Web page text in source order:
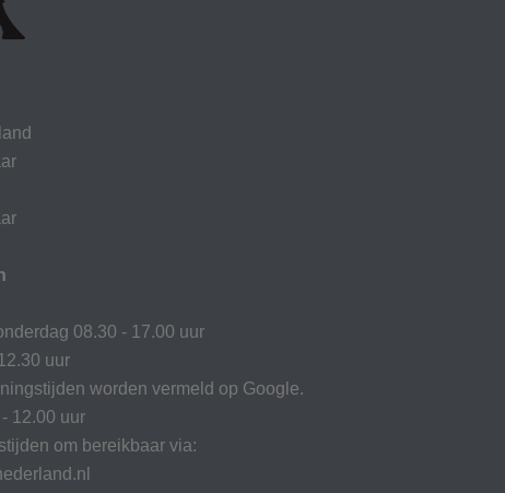
08.30 - 17.00 uur
uur
worden vermeld op Google.
12.00 uur
om bereikbaar via: